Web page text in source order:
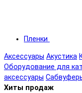
Пленки
Аксессуары Акустика
Оборудование для
аксессуары
Хиты продаж